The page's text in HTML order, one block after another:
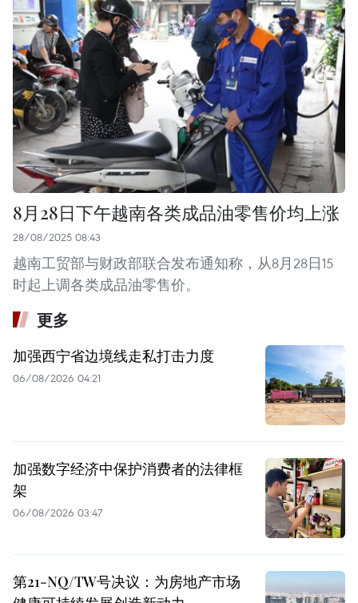
8月28日下午越南各类成品油零售价均上涨
28/08/2025 08:43
越南工贸部与财政部联合发布通知称，从8月28日15
时起上调各类成品油零售价。
更多
加强西宁省边境线走私打击力度
06/08/2026 04:21
加强数字经济中保护消费者的法律框
架
06/08/2026 03:47
第21-NQ/TW号决议：为房地产市场